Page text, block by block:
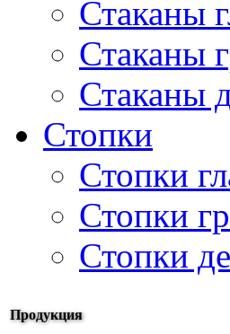
Стаканы
Стаканы
Стаканы
Стопки
Стопки
Стопки
Стопки
Продукция